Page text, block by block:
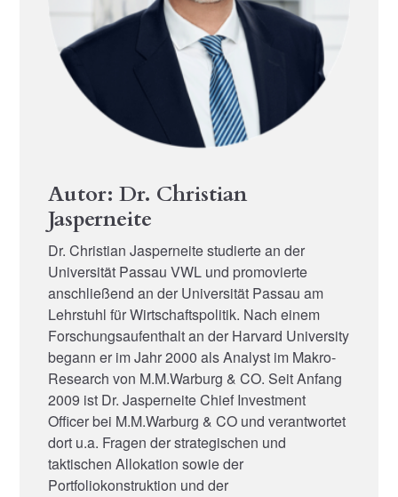
Autor: Dr. Christian
Jasperneite
Dr. Christian Jasperneite studierte an der
Universität Passau VWL und promovierte
anschließend an der Universität Passau am
Lehrstuhl für Wirtschaftspolitik. Nach einem
Forschungsaufenthalt an der Harvard University
begann er im Jahr 2000 als Analyst im Makro-
Research von M.M.Warburg & CO. Seit Anfang
2009 ist Dr. Jasperneite Chief Investment
Officer bei M.M.Warburg & CO und verantwortet
dort u.a. Fragen der strategischen und
taktischen Allokation sowie der
Portfoliokonstruktion und der